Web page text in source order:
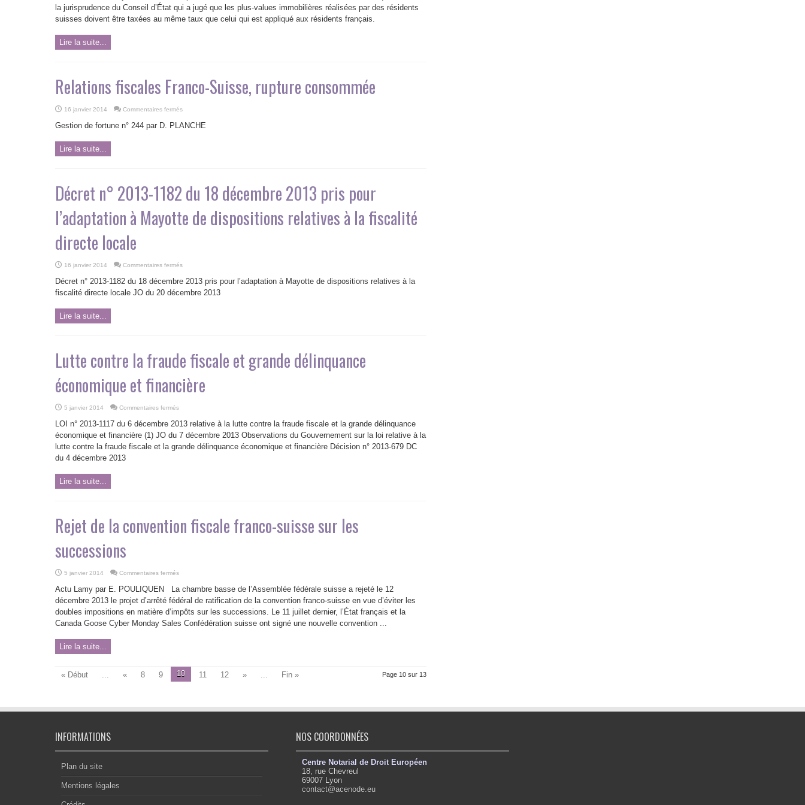
des
résidents
suisses
la jurisprudence du Conseil d’État qui a jugé que les plus-values immobilières réalisées par des résidents
suisses doivent être taxées au même taux que celui qui est appliqué aux résidents français.
Lire la suite...
Relations fiscales Franco-Suisse, rupture consommée
16 janvier 2014 Commentaires fermés
fiscales
Franco-
Gestion de fortune n° 244 par D. PLANCHE
Lire la suite...
Décret n° 2013-1182 du 18 décembre 2013 pris pour
l’adaptation à Mayotte de dispositions relatives à la fiscalité
directe locale
16 janvier 2014 Commentaires fermés
n°
2013-
1182
du
de
dispositions
relatives
la
fiscalité
Décret n° 2013-1182 du 18 décembre 2013 pris pour l’adaptation à Mayotte de dispositions relatives à la
fiscalité directe locale JO du 20 décembre 2013
Lire la suite...
Lutte contre la fraude fiscale et grande délinquance
économique et financière
5 janvier 2014 Commentaires fermés
contre
la
fraude
fiscale
et
LOI n° 2013-1117 du 6 décembre 2013 relative à la lutte contre la fraude fiscale et la grande délinquance
économique et financière (1) JO du 7 décembre 2013 Observations du Gouvernement sur la loi relative à la
lutte contre la fraude fiscale et la grande délinquance économique et financière Décision n° 2013-679 DC
du 4 décembre 2013
Lire la suite...
Rejet de la convention fiscale franco-suisse sur les
successions
5 janvier 2014 Commentaires fermés
la
convention
fiscale
franco-
suisse
sur
Actu Lamy par E. POULIQUEN La chambre basse de l’Assemblée fédérale suisse a rejeté le 12
décembre 2013 le projet d’arrêté fédéral de ratification de la convention franco-suisse en vue d’éviter les
doubles impositions en matière d’impôts sur les successions. Le 11 juillet dernier, l’État français et la
Canada Goose Cyber Monday Sales Confédération suisse ont signé une nouvelle convention ...
Lire la suite...
Page 10 sur 13
« Début ... « 8 9 10 11 12 » ... Fin »
INFORMATIONS
Plan du site
Mentions légales
NOS COORDONNÉES
Centre Notarial de Droit Européen
18, rue Chevreul
69007 Lyon
contact@acenode.eu